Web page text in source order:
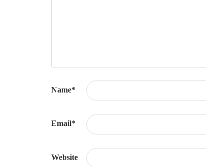
Name*
Email*
Website